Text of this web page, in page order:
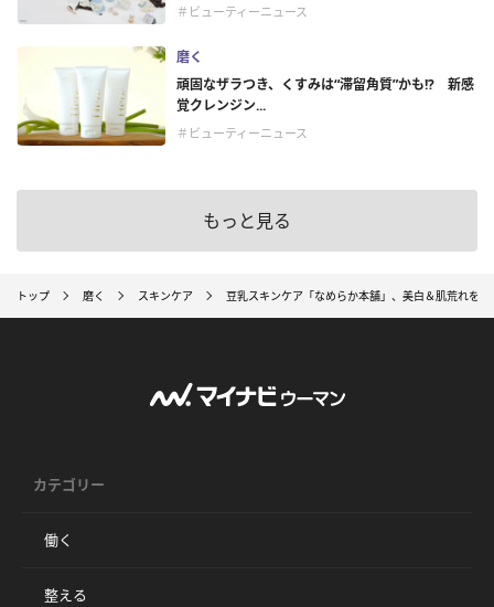
＃ビューティーニュース
磨く
頑固なザラつき、くすみは“滞留角質”かも!? 新感
覚クレンジン...
＃ビューティーニュース
もっと見る
トップ 磨く スキンケア 豆乳スキンケア「なめらか本舗」、美白＆肌荒れを
カテゴリー
働く
整える